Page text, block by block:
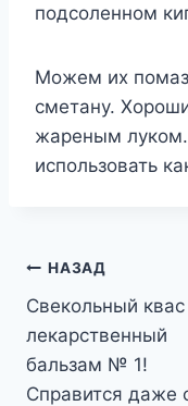
подсоленном
Можем их
сметану.
жареным
использовать
Навигация
по
записям
НАЗАД
Свекольный
лекарственный
бальзам № 1!
Справится даже